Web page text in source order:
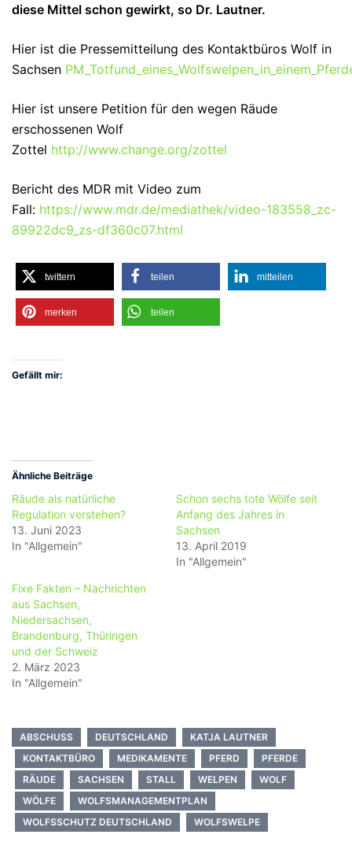
diese Mittel schon gewirkt, so Dr. Lautner.
Hier ist die Pressemitteilung des Kontaktbüros Wolf in
Sachsen
Hier ist unsere Petition für den wegen Räude
erschossenen Wolf
Zottel http://www.change.org/zottel
Bericht des MDR mit Video zum
Fall: https://www.mdr.de/mediathek/video-183558_zc-
89922dc9_zs-df360c07.html
twittern teilen mitteilen
merken teilen
Gefällt mir:
Ähnliche Beiträge
Räude als natürliche
Regulation verstehen?
13. Juni 2023
In "Allgemein"
Schon sechs tote Wölfe seit
Anfang des Jahres in
Sachsen
13. April 2019
In "Allgemein"
Fixe Fakten – Nachrichten
aus Sachsen,
Niedersachsen,
Brandenburg, Thüringen
und der Schweiz
2. März 2023
In "Allgemein"
ABSCHUSS DEUTSCHLAND
KATJA LAUTNER
KONTAKTBÜRO
MEDIKAMENTE PFERD
PFERDE
RÄUDE
SACHSEN STALL WELPEN
WOLF
WÖLFE
WOLFSMANAGEMENTPLAN
WOLFSSCHUTZ DEUTSCHLAND
WOLFSWELPE